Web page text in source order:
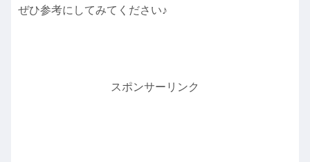
ぜひ参考にしてみてください♪
スポンサーリンク